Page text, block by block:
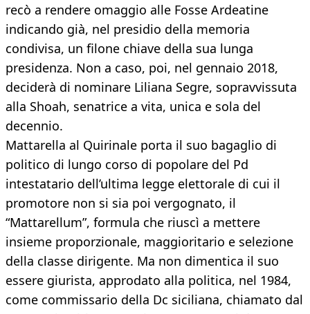
recò a rendere omaggio alle Fosse Ardeatine
indicando già, nel presidio della memoria
condivisa, un filone chiave della sua lunga
presidenza. Non a caso, poi, nel gennaio 2018,
deciderà di nominare Liliana Segre, sopravvissuta
alla Shoah, senatrice a vita, unica e sola del
decennio.
Mattarella al Quirinale porta il suo bagaglio di
politico di lungo corso di popolare del Pd
intestatario dell’ultima legge elettorale di cui il
promotore non si sia poi vergognato, il
“Mattarellum”, formula che riuscì a mettere
insieme proporzionale, maggioritario e selezione
della classe dirigente. Ma non dimentica il suo
essere giurista, approdato alla politica, nel 1984,
come commissario della Dc siciliana, chiamato dal